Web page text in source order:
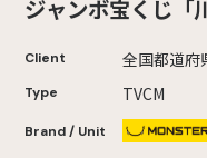
ジャンボ宝くじ「
Client 全国都道府
Type TVCM
Brand / Unit